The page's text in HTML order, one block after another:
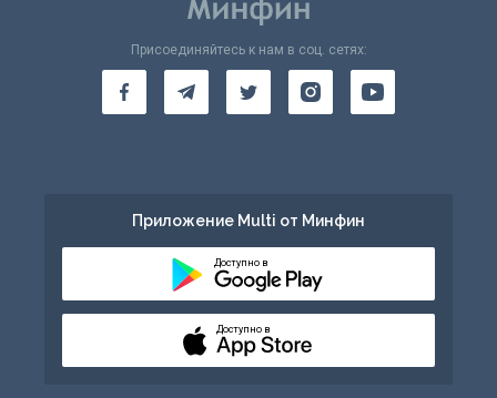
Присоединяйтесь к нам в соц. сетях:
Приложение Multi от Минфин
Доступно в
Доступно в